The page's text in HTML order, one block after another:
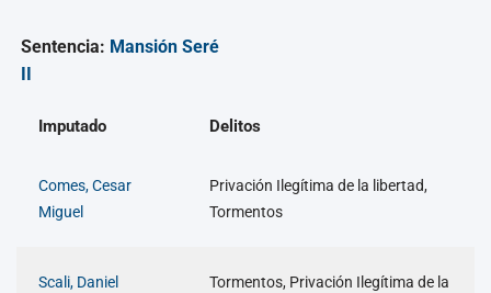
Sentencia: Mansión Seré
II
Imputado Delitos
Comes, Cesar
Miguel
Privación Ilegítima de la libertad,
Tormentos
Scali, Daniel
Tormentos, Privación Ilegítima de la